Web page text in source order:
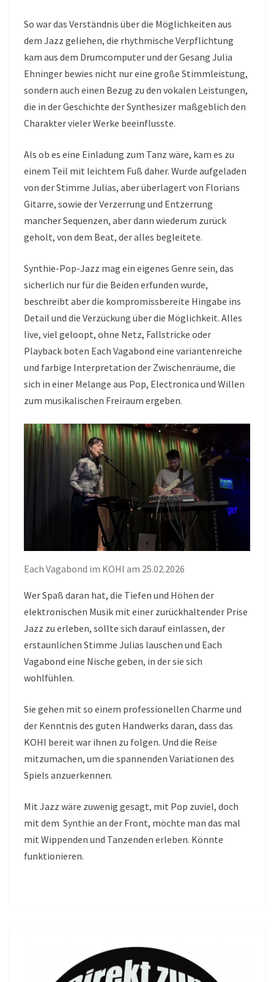
So war das Verständnis über die Möglichkeiten aus
dem Jazz geliehen, die rhythmische Verpflichtung
kam aus dem Drumcomputer und der Gesang Julia
Ehninger bewies nicht nur eine große Stimmleistung,
sondern auch einen Bezug zu den vokalen Leistungen,
die in der Geschichte der Synthesizer maßgeblich den
Charakter vieler Werke beeinflusste.
Als ob es eine Einladung zum Tanz wäre, kam es zu
einem Teil mit leichtem Fuß daher. Wurde aufgeladen
von der Stimme Julias, aber überlagert von Florians
Gitarre, sowie der Verzerrung und Entzerrung
mancher Sequenzen, aber dann wiederum zurück
geholt, von dem Beat, der alles begleitete.
Synthie-Pop-Jazz mag ein eigenes Genre sein, das
sicherlich nur für die Beiden erfunden wurde,
beschreibt aber die kompromissbereite Hingabe ins
Detail und die Verzückung über die Möglichkeit. Alles
live, viel geloopt, ohne Netz, Fallstricke oder
Playback boten Each Vagabond eine variantenreiche
und farbige Interpretation der Zwischenräume, die
sich in einer Melange aus Pop, Electronica und Willen
zum musikalischen Freiraum ergeben.
Each Vagabond im KOHI am 25.02.2026
Wer Spaß daran hat, die Tiefen und Höhen der
elektronischen Musik mit einer zurückhaltender Prise
Jazz zu erleben, sollte sich darauf einlassen, der
erstaunlichen Stimme Julias lauschen und Each
Vagabond eine Nische geben, in der sie sich
wohlfühlen.
Sie gehen mit so einem professionellen Charme und
der Kenntnis des guten Handwerks daran, dass das
KOHI bereit war ihnen zu folgen. Und die Reise
mitzumachen, um die spannenden Variationen des
Spiels anzuerkennen.
Mit Jazz wäre zuwenig gesagt, mit Pop zuviel, doch
mit dem Synthie an der Front, möchte man das mal
mit Wippenden und Tanzenden erleben. Könnte
funktionieren.